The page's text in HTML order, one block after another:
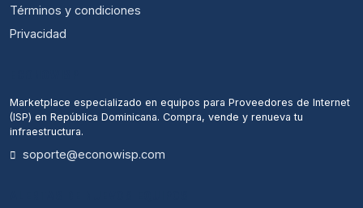
Términos y condiciones
Privacidad
Marketplace especializado en equipos para Proveedores de Internet
(ISP) en República Dominicana. Compra, vende y renueva tu
infraestructura.
soporte@econowisp.com